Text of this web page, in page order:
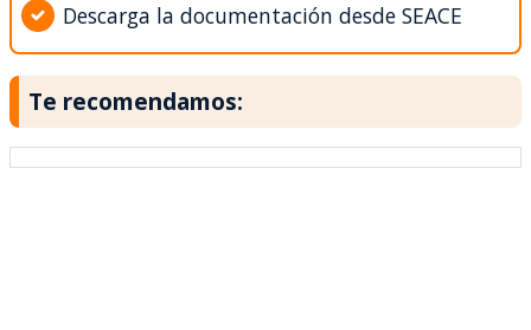
Descarga la documentación desde SEACE
Te recomendamos: